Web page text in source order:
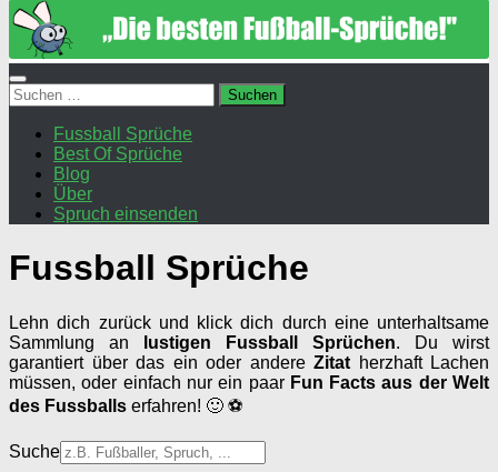
Suchen
nach:
Fussball Sprüche
Best Of Sprüche
Blog
Über
Spruch einsenden
Fussball Sprüche
Lehn dich zurück und klick dich durch eine unterhaltsame
Sammlung an
lustigen Fussball Sprüchen. Du wirst
garantiert über das ein oder andere Zitat herzhaft Lachen
müssen, oder einfach nur ein paar Fun Facts aus der Welt
des Fussballs erfahren! 🙂 ⚽
Suche